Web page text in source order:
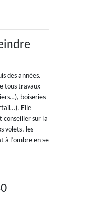
des années.
tous travaux
boiseries
Elle
conseiller sur la
volets, les
à l’ombre en se